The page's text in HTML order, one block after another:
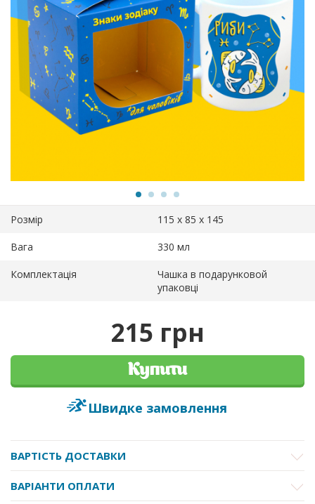
Розмір 115 х 85 х 145
Вага 330 мл
Комплектація
Чашка в подарунковой
упаковці
215 грн
Купити
Швидке замовлення
ВАРТІСТЬ ДОСТАВКИ
ВАРІАНТИ ОПЛАТИ